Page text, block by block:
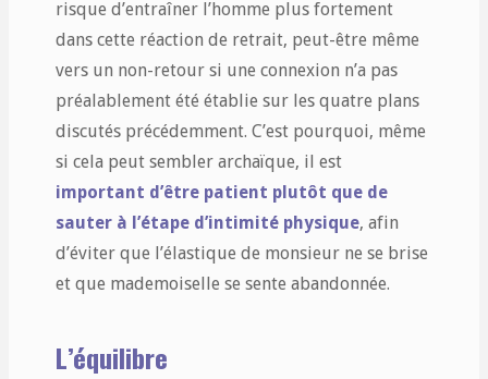
risque d’entraîner l’homme plus fortement
dans cette réaction de retrait, peut-être même
vers un non-retour si une connexion n’a pas
préalablement été établie sur les quatre plans
discutés précédemment. C’est pourquoi, même
si cela peut sembler archaïque, il est
important d’être patient plutôt que de
sauter à l’étape d’intimité physique, afin
d’éviter que l’élastique de monsieur ne se brise
et que mademoiselle se sente abandonnée.
L’équilibre